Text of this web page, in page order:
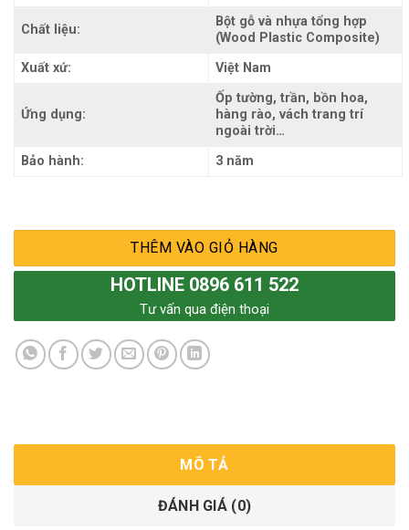
Chất liệu:
Bột gỗ và nhựa tổng hợp
(Wood Plastic Composite)
Xuất xứ:
Việt Nam
Ứng dụng:
Ốp tường, trần, bồn hoa,
hàng rào, vách trang trí
ngoài trời…
Bảo hành:
3 năm
THÊM VÀO GIỎ HÀNG
HOTLINE 0896 611 522
Tư vấn qua điện thoại
MÔ TẢ
ĐÁNH GIÁ (0)